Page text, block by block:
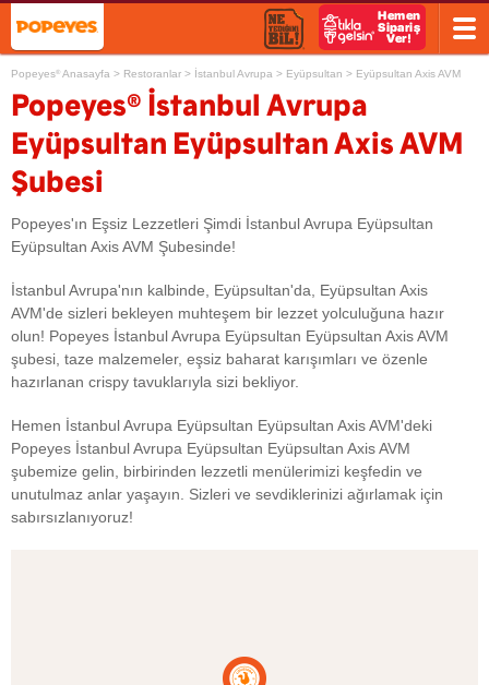
Popeyes® Anasayfa > Restoranlar > İstanbul Avrupa > Eyüpsultan > Eyüpsultan Axis AVM
Popeyes®
İstanbul Avrupa
Eyüpsultan Eyüpsultan Axis AVM
Şubesi
Popeyes'ın Eşsiz Lezzetleri Şimdi İstanbul Avrupa Eyüpsultan
Eyüpsultan Axis AVM Şubesinde!
İstanbul Avrupa'nın kalbinde, Eyüpsultan'da, Eyüpsultan Axis
AVM'de sizleri bekleyen muhteşem bir lezzet yolculuğuna hazır
olun! Popeyes İstanbul Avrupa Eyüpsultan Eyüpsultan Axis AVM
şubesi, taze malzemeler, eşsiz baharat karışımları ve özenle
hazırlanan crispy tavuklarıyla sizi bekliyor.
Hemen İstanbul Avrupa Eyüpsultan Eyüpsultan Axis AVM'deki
Popeyes İstanbul Avrupa Eyüpsultan Eyüpsultan Axis AVM
şubemize gelin, birbirinden lezzetli menülerimizi keşfedin ve
unutulmaz anlar yaşayın. Sizleri ve sevdiklerinizi ağırlamak için
sabırsızlanıyoruz!